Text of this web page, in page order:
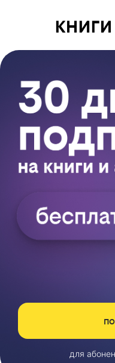
для